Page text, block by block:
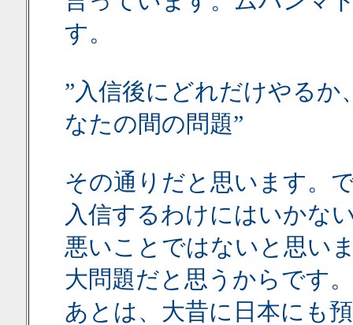
す。
”入信後にどれだけやる
なたの間の問題”
その通りだと思います。
入信するわけにはいかな
悪いことではないと思い
大問題だと思うからです。
あとは、大昔に日本にも